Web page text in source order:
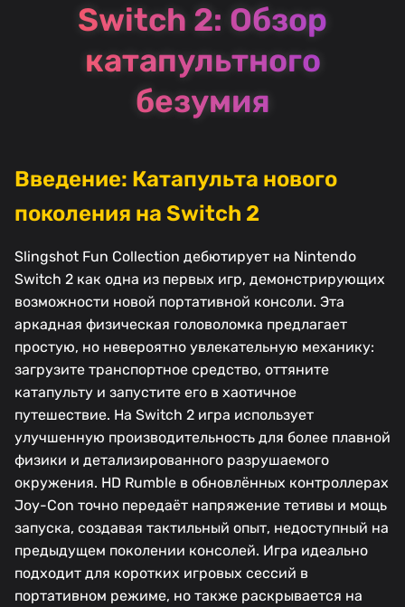
Switch 2: Обзор
катапультного
безумия
Введение: Катапульта нового
поколения на Switch 2
Slingshot Fun Collection дебютирует на Nintendo
Switch 2 как одна из первых игр, демонстрирующих
возможности новой портативной консоли. Эта
аркадная физическая головоломка предлагает
простую, но невероятно увлекательную механику:
загрузите транспортное средство, оттяните
катапульту и запустите его в хаотичное
путешествие. На Switch 2 игра использует
улучшенную производительность для более плавной
физики и детализированного разрушаемого
окружения. HD Rumble в обновлённых контроллерах
Joy-Con точно передаёт напряжение тетивы и мощь
запуска, создавая тактильный опыт, недоступный на
предыдущем поколении консолей. Игра идеально
подходит для коротких игровых сессий в
портативном режиме, но также раскрывается на